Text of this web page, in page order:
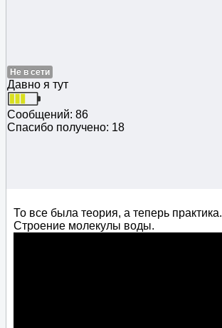
Не в сети
Давно я тут
Сообщений: 86
Спасибо получено: 18
То все была теория, а теперь практика.
Строение молекулы воды.